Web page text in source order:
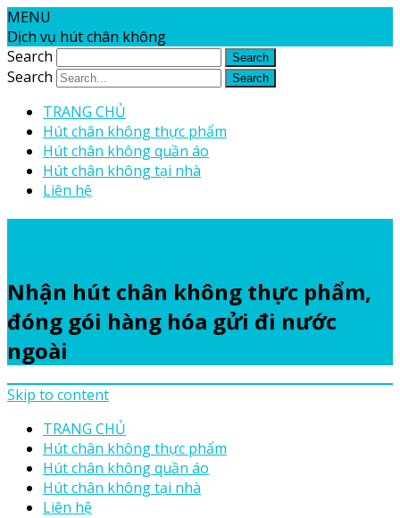
MENU
Dịch vụ hút chân không
Search
Search
TRANG CHỦ
Hút chân không thực phẩm
Hút chân không quần áo
Hút chân không tại nhà
Liên hệ
Nhận hút chân không thực phẩm,
đóng gói hàng hóa gửi đi nước
ngoài
Skip to content
TRANG CHỦ
Hút chân không thực phẩm
Hút chân không quần áo
Hút chân không tại nhà
Liên hệ